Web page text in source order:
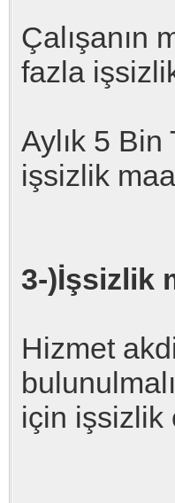
Çalışanın
fazla
Aylık 5
işsizlik
3-)İşsizlik
Hizmet
için işsizlik